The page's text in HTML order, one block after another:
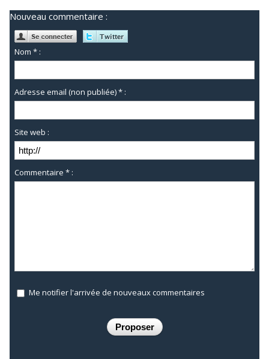
Nouveau commentaire :
Nom * :
Adresse email (non publiée) * :
Site web :
Commentaire * :
Me notifier l'arrivée de nouveaux commentaires